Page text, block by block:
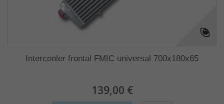
Intercooler frontal FMIC universal 700x180x65
139,00 €